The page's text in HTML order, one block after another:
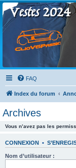
Clio V6
Le site français des
FAQ
Index du forum
Archives
Vous n’avez pas les
CONNEXION •
Nom d’utilisateur :